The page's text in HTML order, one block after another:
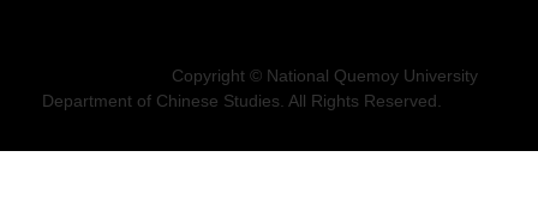
Copyright © National Quemoy University
Department of Chinese Studies. All Rights Reserved.